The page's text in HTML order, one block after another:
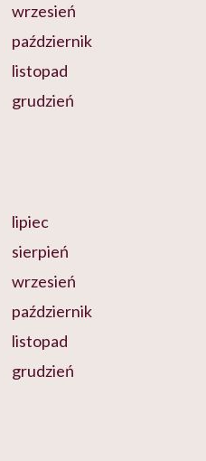
wrzesień
październik
listopad
grudzień
lipiec
sierpień
wrzesień
październik
listopad
grudzień